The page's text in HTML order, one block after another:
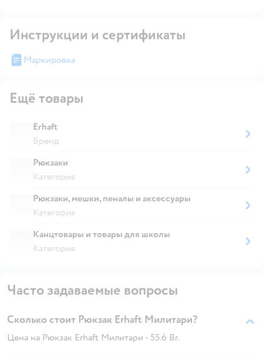
Инструкции и сертификаты
Маркировка
Ещё товары
Erhaft
Бренд
Рюкзаки
Категория
Рюкзаки, мешки, пеналы и аксессуары
Категория
Канцтовары и товары для школы
Категория
Часто задаваемые вопросы
Сколько стоит Рюкзак Erhaft Милитари?
Цена на Рюкзак Erhaft Милитари - 55.6 Br.